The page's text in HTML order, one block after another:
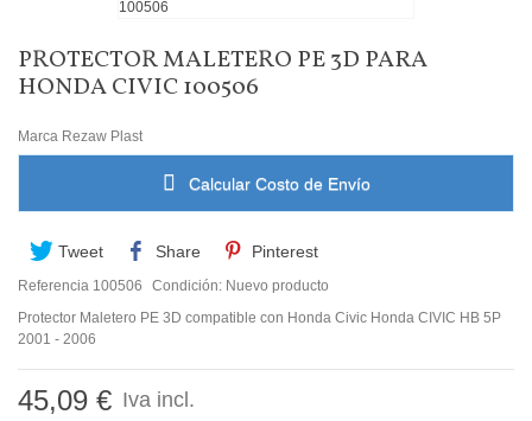
PROTECTOR MALETERO PE 3D PARA
HONDA CIVIC 100506
Marca Rezaw Plast
Calcular Costo de Envío
Tweet Share Pinterest
Referencia 100506 Condición: Nuevo producto
Protector Maletero PE 3D compatible con Honda Civic Honda CIVIC HB 5P
2001 - 2006
45,09 € Iva incl.